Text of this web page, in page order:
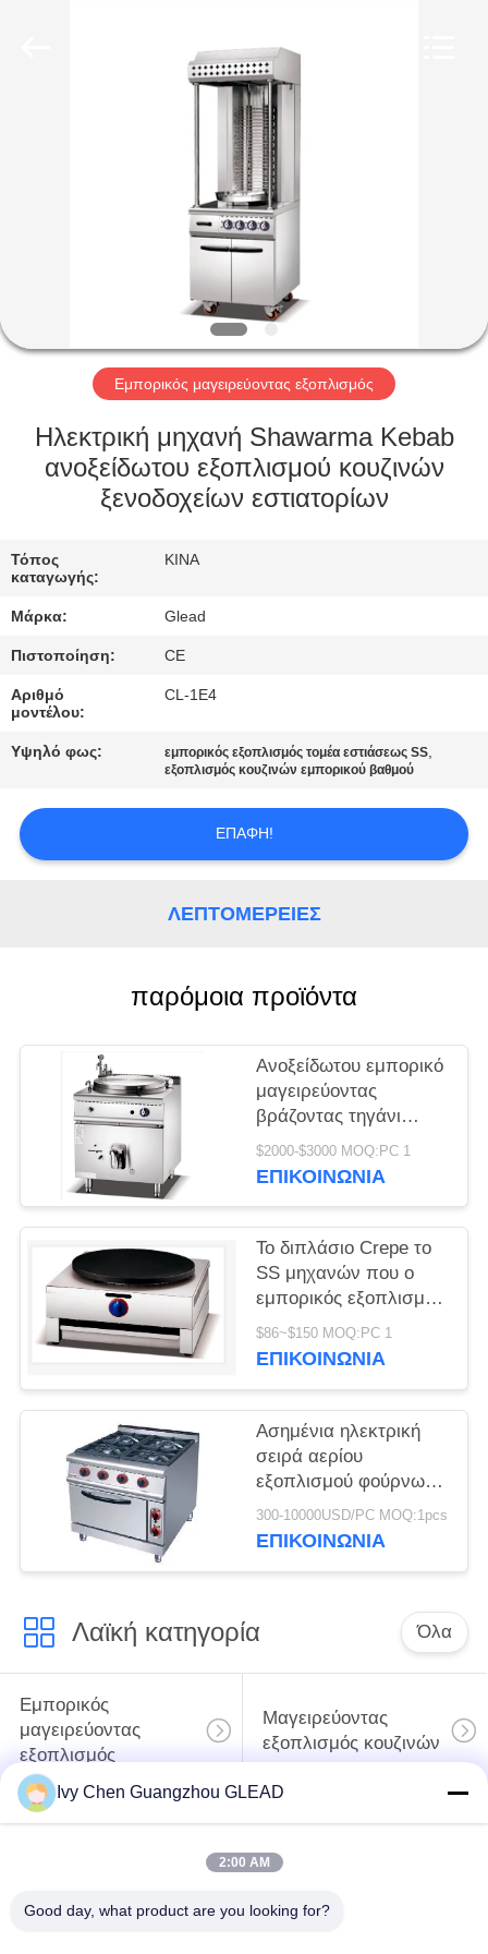
ΕΜΦΆΝΙΣΗ
VR
ΣΧΕΤΙΚΆ
ΜΕ
ΕΠΙΣΚΈΨΕΙΣ
ΣΤΟ
ΈΛΕΓΧΟΣ
ΠΟΙΌΤΗΤΑΣ
ΕΙΔΉΣΕΙΣ
PRIVACY
POLICY
Εμπορικός μαγειρεύοντας εξοπλισμός
Ηλεκτρική μηχανή Shawarma Kebab
ανοξείδωτου εξοπλισμού κουζινών
ξενοδοχείων εστιατορίων
Τόπος
καταγωγής:
ΚΙΝΑ
Μάρκα: Glead
Πιστοποίηση: CE
Αριθμό
μοντέλου:
CL-1E4
Υψηλό φως: εμπορικός εξοπλισμός τομέα εστιάσεως SS,
εξοπλισμός κουζινών εμπορικού βαθμού
ΕΠΑΦΉ!
ΛΕΠΤΟΜΈΡΕΙΕΣ
παρόμοια προϊόντα
Ανοξείδωτου εμπορικό
μαγειρεύοντας
βράζοντας τηγάνι
κατσαρολών σούπας
αερίου εξοπλισμού
$2000-$3000 MOQ:PC 1
ΕΠΙΚΟΙΝΩΝΊΑ
Το διπλάσιο Crepe το
SS μηχανών που ο
εμπορικός εξοπλισμός
τομέα εστιάσεως
ηλεκτρικός Crepe ο
$86~$150 MOQ:PC 1
ΕΠΙΚΟΙΝΩΝΊΑ
Ασημένια ηλεκτρική
σειρά αερίου
εξοπλισμού φούρνων
εμπορική
μαγειρεύοντας με 4
300-10000USD/PC MOQ:1pcs
ΕΠΙΚΟΙΝΩΝΊΑ
Λαϊκή κατηγορία Όλα
Εμπορικός
μαγειρεύοντας
εξοπλισμός
Μαγειρεύοντας
εξοπλισμός κουζινών
Μαγειρεύοντας
Μηχανήματα
τροφίμων
Ivy Chen Guangzhou GLEAD
2:00 AM
Good day, what product are you looking for?